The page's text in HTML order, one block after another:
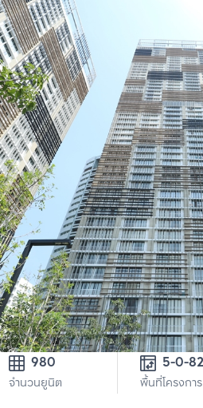
980
จำนวนยูนิต พื้นที่โครงการ